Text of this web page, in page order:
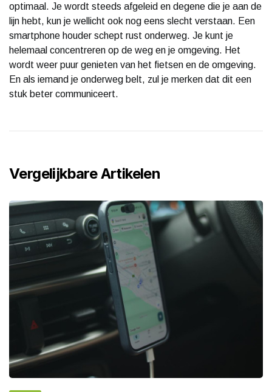
optimaal. Je wordt steeds afgeleid en degene die je aan de
lijn hebt, kun je wellicht ook nog eens slecht verstaan. Een
smartphone houder schept rust onderweg. Je kunt je
helemaal concentreren op de weg en je omgeving. Het
wordt weer puur genieten van het fietsen en de omgeving.
En als iemand je onderweg belt, zul je merken dat dit een
stuk beter communiceert.
Vergelijkbare Artikelen